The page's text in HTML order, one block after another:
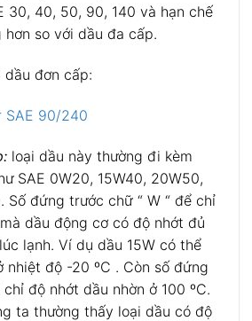
30, 40, 50, 90, 140 và hạn chế
so với dầu đa cấp.
đơn cấp:
SAE 90/240
loại dầu này thường đi kèm
SAE 0W20, 15W40, 20W50,
Số đứng trước chữ “ W “ để chỉ
dầu động cơ có độ nhớt đủ
lạnh. Ví dụ dầu 15W có thể
nhiệt độ -20 ºC . Còn số đứng
chỉ độ nhớt dầu nhờn ở 100 ºC.
ta thường thấy loại dầu có độ